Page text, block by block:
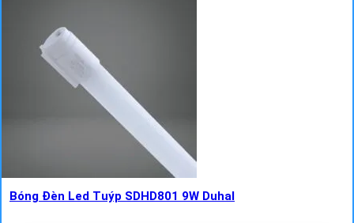
Bóng Đèn Led Tuýp SDHD801 9W Duhal